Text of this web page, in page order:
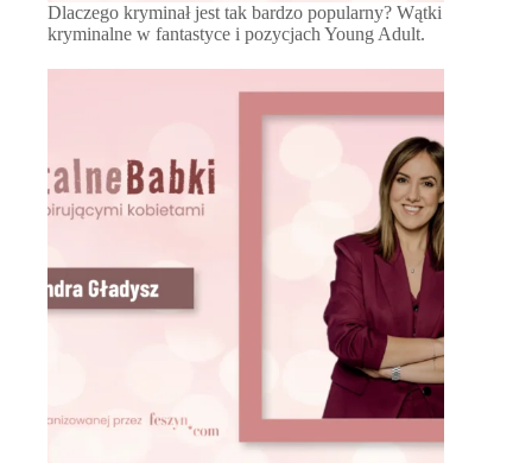
Dlaczego kryminał jest tak bardzo popularny? Wątki
kryminalne w fantastyce i pozycjach Young Adult.